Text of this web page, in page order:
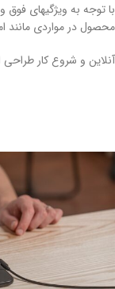
محصول در مواردی مانند
آنلاین و شروع کار طراحی